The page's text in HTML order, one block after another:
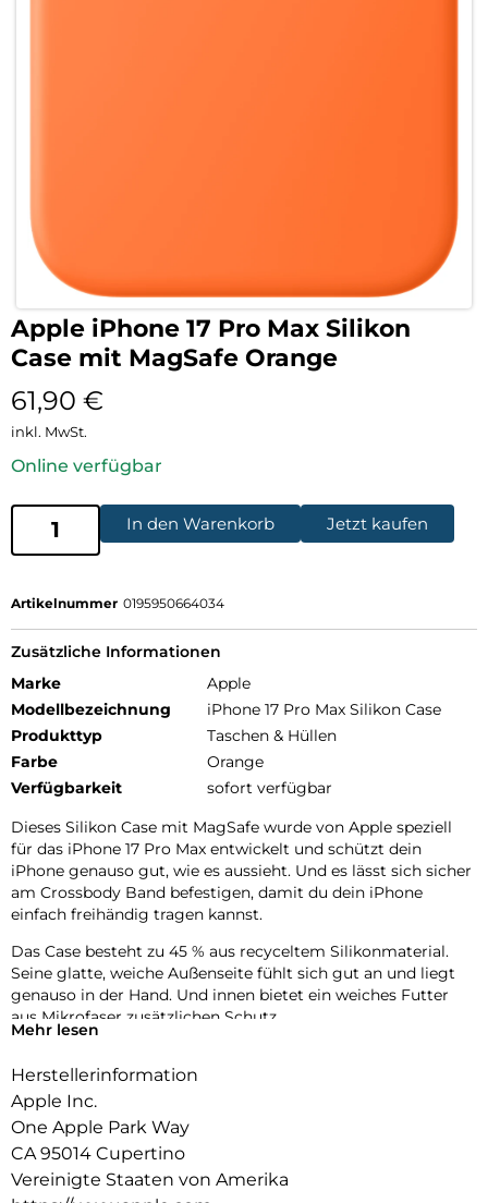
Apple iPhone 17 Pro Max Silikon
Case mit MagSafe Orange
61,90 €
inkl. MwSt.
Online verfügbar
In den Warenkorb Jetzt kaufen
Artikelnummer 0195950664034
Zusätzliche Informationen
Marke
Apple
Modellbezeichnung
iPhone 17 Pro Max Silikon Case
Produkttyp
Taschen & Hüllen
Farbe
Orange
Verfügbarkeit
sofort verfügbar
Dieses Silikon Case mit MagSafe wurde von Apple speziell
für das iPhone 17 Pro Max entwickelt und schützt dein
iPhone genauso gut, wie es aussieht. Und es lässt sich sicher
am Crossbody Band befestigen, damit du dein iPhone
einfach freihändig tragen kannst.
Das Case besteht zu 45 % aus recyceltem Silikon­material.
Seine glatte, weiche Außenseite fühlt sich gut an und liegt
genauso in der Hand. Und innen bietet ein weiches Futter
aus Mikrofaser zusätzlichen Schutz.
Es kommt mit Saphirglas mit einer leitenden Schicht, die die
Bewegungen deines Fingers zur Kamerasteuerung
überträgt.
Mit integrierten Magneten, die sich perfekt am iPhone 17 Pro
Max ausrichten, hält das Case ganz einfach und sorgt für
Mehr lesen
Herstellerinformation
Apple Inc.
One Apple Park Way
CA 95014 Cupertino
Vereinigte Staaten von Amerika